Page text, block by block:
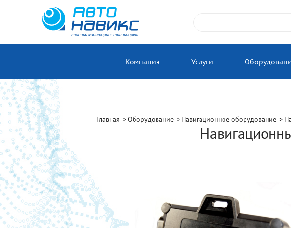
Компания Услуги
Главная Оборудование Навигационное оборудование